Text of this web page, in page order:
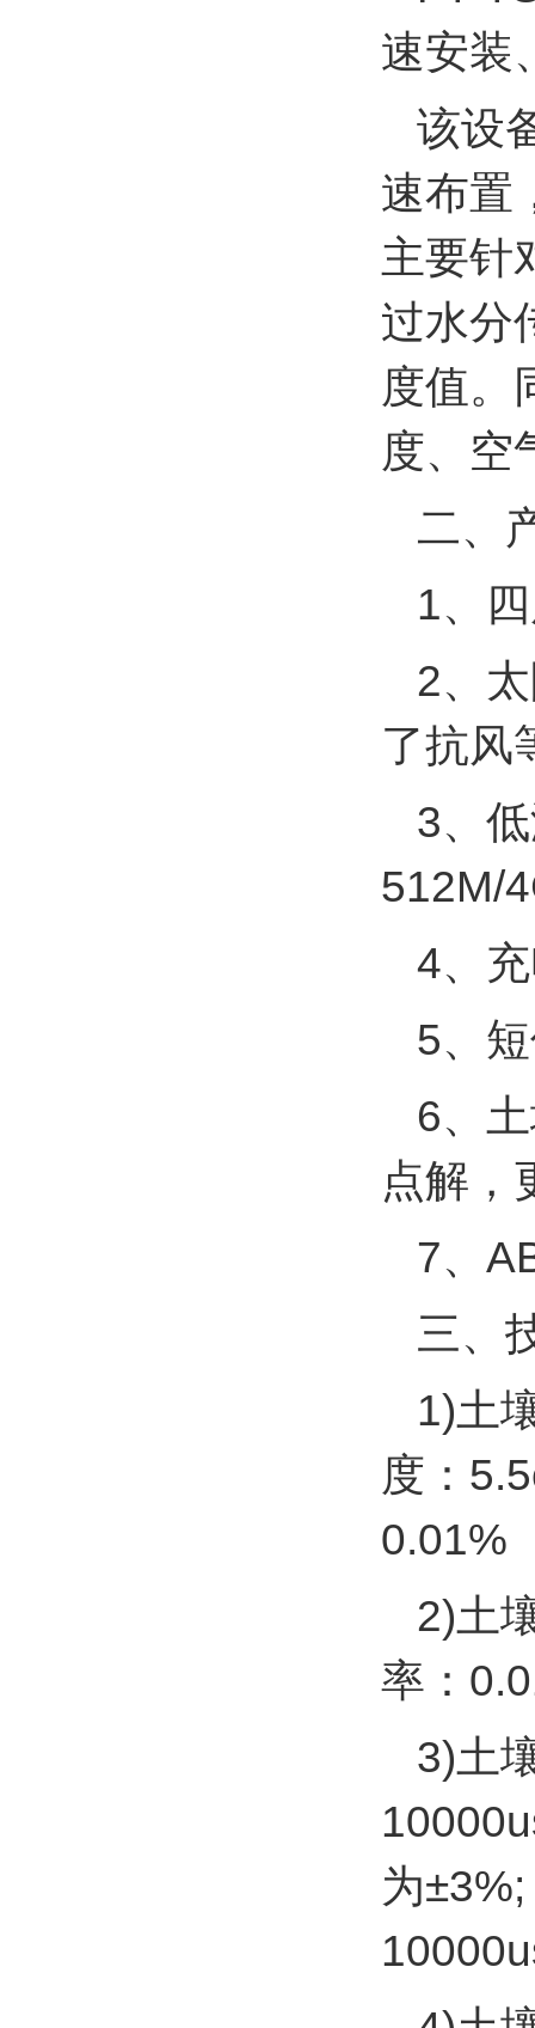
速安装
该设
速布置
主要针
过水分
度值。
度、空
二、
1、
2、
了抗风
3、
512M/
4、
5、
6、
点解，
7、
三、
1)土
度：
0.01%
2)土
率：
3)土
为